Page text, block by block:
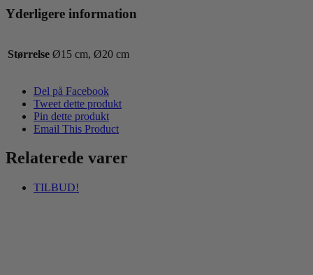
Yderligere information
Størrelse Ø15 cm, Ø20 cm
Del på Facebook
Tweet dette produkt
Pin dette produkt
Email This Product
Relaterede varer
TILBUD!